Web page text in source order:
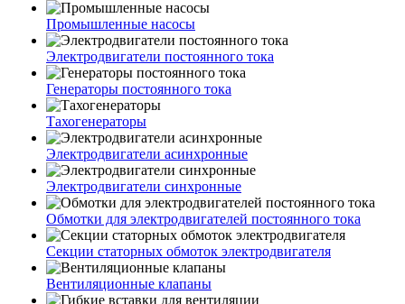
Промышленные насосы
Электродвигатели постоянного тока
Генераторы постоянного тока
Тахогенераторы
Электродвигатели асинхронные
Электродвигатели синхронные
Обмотки для электродвигателей постоянного тока
Секции статорных обмоток электродвигателя
Вентиляционные клапаны